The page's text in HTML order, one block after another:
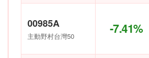
00985A
主動野村台灣50 -7.41%